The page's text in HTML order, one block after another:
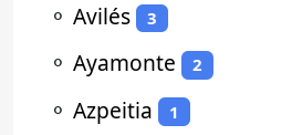
⚬ Avilés 3
⚬ Ayamonte 2
⚬ Azpeitia 1